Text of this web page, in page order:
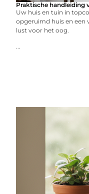
Praktische handleiding
Uw huis en tuin in
opgeruimd huis en een
lust voor het oog.
...